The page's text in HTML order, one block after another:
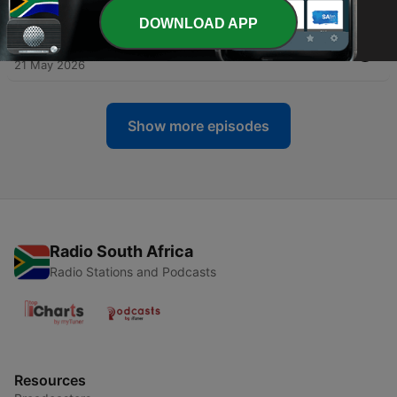
04 Jun 2026
324 - Ek en my kind | Neville en Sura
21 May 2026
Show more episodes
Radio South Africa
Radio Stations and Podcasts
Resources
DOWNLOAD APP